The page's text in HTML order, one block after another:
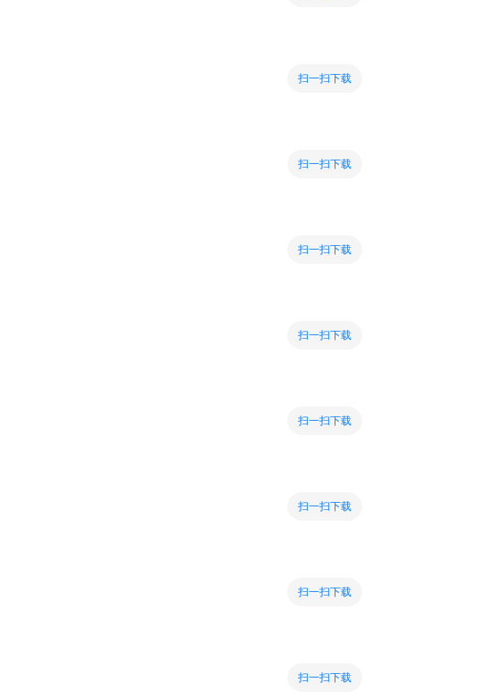
扫一扫下载
扫一扫下载
扫一扫下载
扫一扫下载
扫一扫下载
扫一扫下载
扫一扫下载
扫一扫下载